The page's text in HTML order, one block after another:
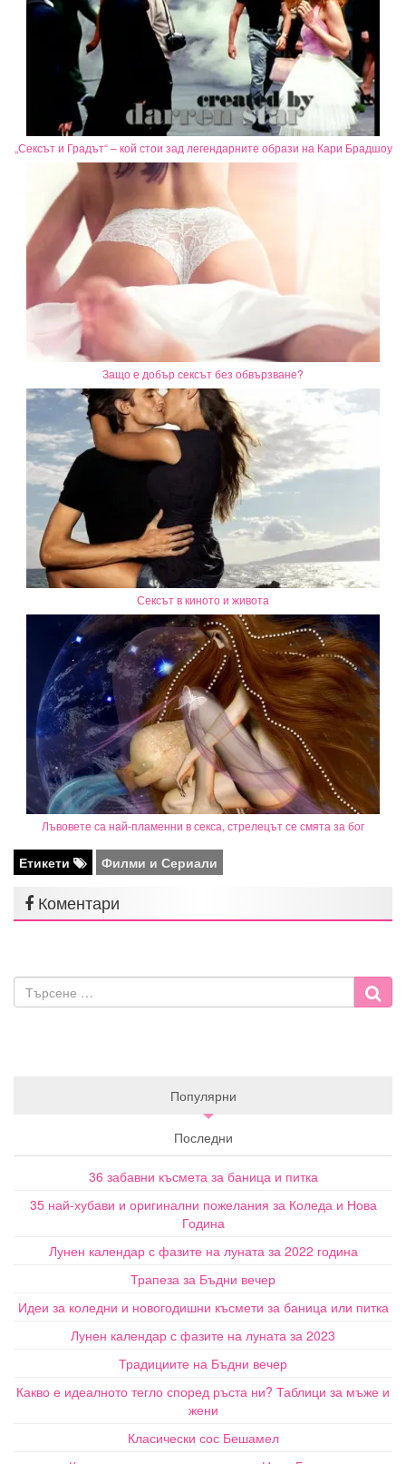
„Сексът и Градът“ – кой стои зад легендарните образи на Кари Брадшоу
Защо е добър сексът без обвързване?
Сексът в киното и живота
Лъвовете са най-пламенни в секса, стрелецът се смята за бог
Етикети Филми и Сериали
Коментари
Популярни
Последни
36 забавни късмета за баница и питка
35 най-хубави и оригинални пожелания за Коледа и Нова
Година
Лунен календар с фазите на луната за 2022 година
Трапеза за Бъдни вечер
Идеи за коледни и новогодишни късмети за баница или питка
Лунен календар с фазите на луната за 2023
Традициите на Бъдни вечер
Какво е идеалното тегло според ръста ни? Таблици за мъже и
жени
Класически сос Бешамел